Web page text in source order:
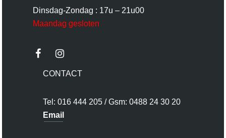
Dinsdag-Zondag : 17u – 21u00
Maandag gesloten
CONTACT
Tel: 016 444 205 / Gsm: 0488 24 30 20
Email